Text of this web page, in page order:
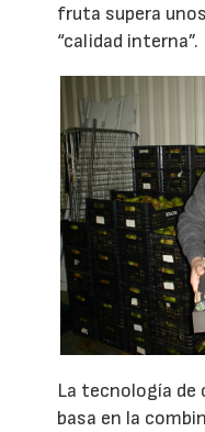
fruta supera
“calidad interna”.
La tecnología de
basa en la